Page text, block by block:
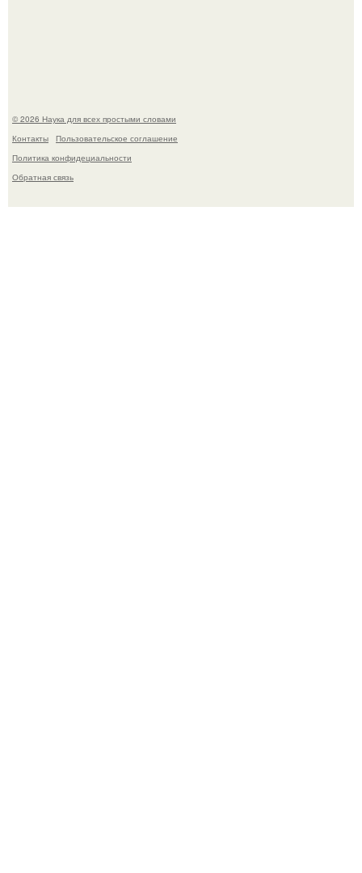
© 2026 Наука для всех простыми словами
Контакты
Пользовательское соглашение
Политика конфидециальности
Обратная связь